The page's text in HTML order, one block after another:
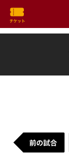
前の試合